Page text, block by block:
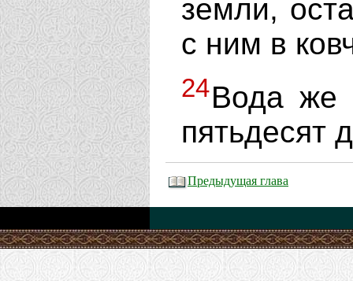
земли,
с ним в
24Вода же
пятьдесят
Предыдущая глава